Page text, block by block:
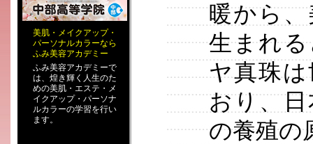
美肌 ・ メイクアップ・
パーソナルカラーなら
ふみ美容アカデミー
ふみ美容アカデミーで
は、煌き輝く人生のた
めの美肌・エステ ・ メ
イクアップ・ パーソナ
ルカラーの学習を行い
ます。
暖から
生まれ
ヤ真珠
おり、
の養殖の